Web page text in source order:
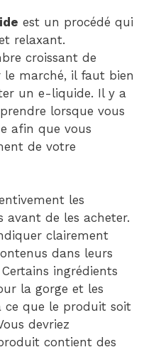
est un procédé qui
relaxant.
croissant de
marché, il faut bien
un e-liquide. Il y a
lorsque vous
afin que vous
de votre
les
avant de les acheter.
clairement
dans leurs
ingrédients
la gorge et les
ce que le produit soit
devriez
contient des